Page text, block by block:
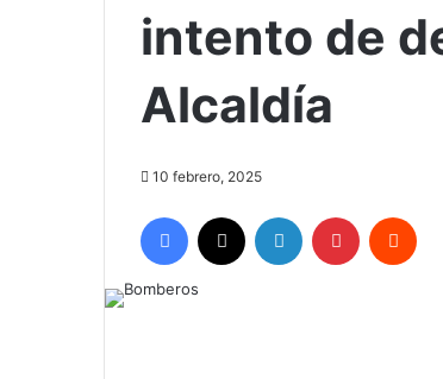
intento de
Alcaldía
10 febrero, 2025
Facebook LinkedIn Pinterest